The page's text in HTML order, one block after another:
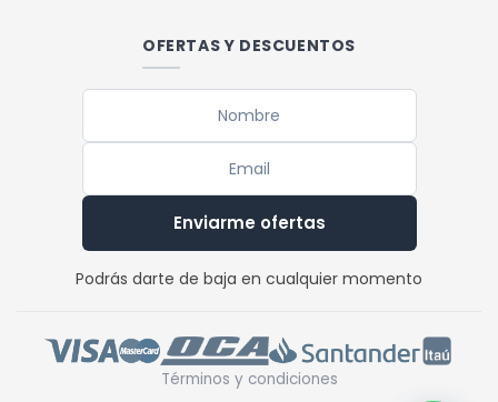
OFERTAS Y DESCUENTOS
Enviarme ofertas
Podrás darte de baja en cualquier momento
Términos y condiciones